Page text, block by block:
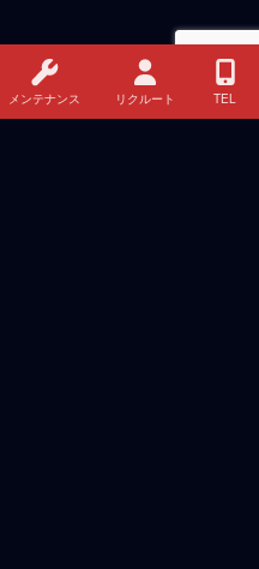
メンテナンス リクルート TEL